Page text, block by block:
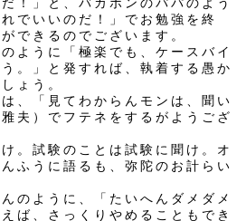
でいいのだ！」でお勉強を終
できるのでございます。
ように「極楽でも、ケースバイ
。」と発すれば、執着する愚か
ょう。
、「見てわからんモンは、聞い
夫）でフテネをするがようござ
。試験のことは試験に聞け。オ
ふうに語るも、弥陀のお計らい
のように、「たいへんダメダメ
ば、さっくりやめることもでき